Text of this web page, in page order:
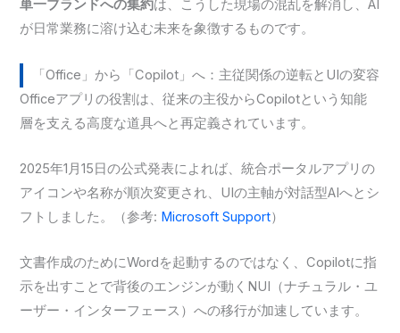
単一ブランドへの集約は、こうした現場の混乱を解消し、AI
が日常業務に溶け込む未来を象徴するものです。
「Office」から「Copilot」へ：主従関係の逆転とUIの変容
Officeアプリの役割は、従来の主役からCopilotという知能
層を支える高度な道具へと再定義されています。
2025年1月15日の公式発表によれば、統合ポータルアプリの
アイコンや名称が順次変更され、UIの主軸が対話型AIへとシ
フトしました。（参考: Microsoft Support）
文書作成のためにWordを起動するのではなく、Copilotに指
示を出すことで背後のエンジンが動くNUI（ナチュラル・ユ
ーザー・インターフェース）への移行が加速しています。